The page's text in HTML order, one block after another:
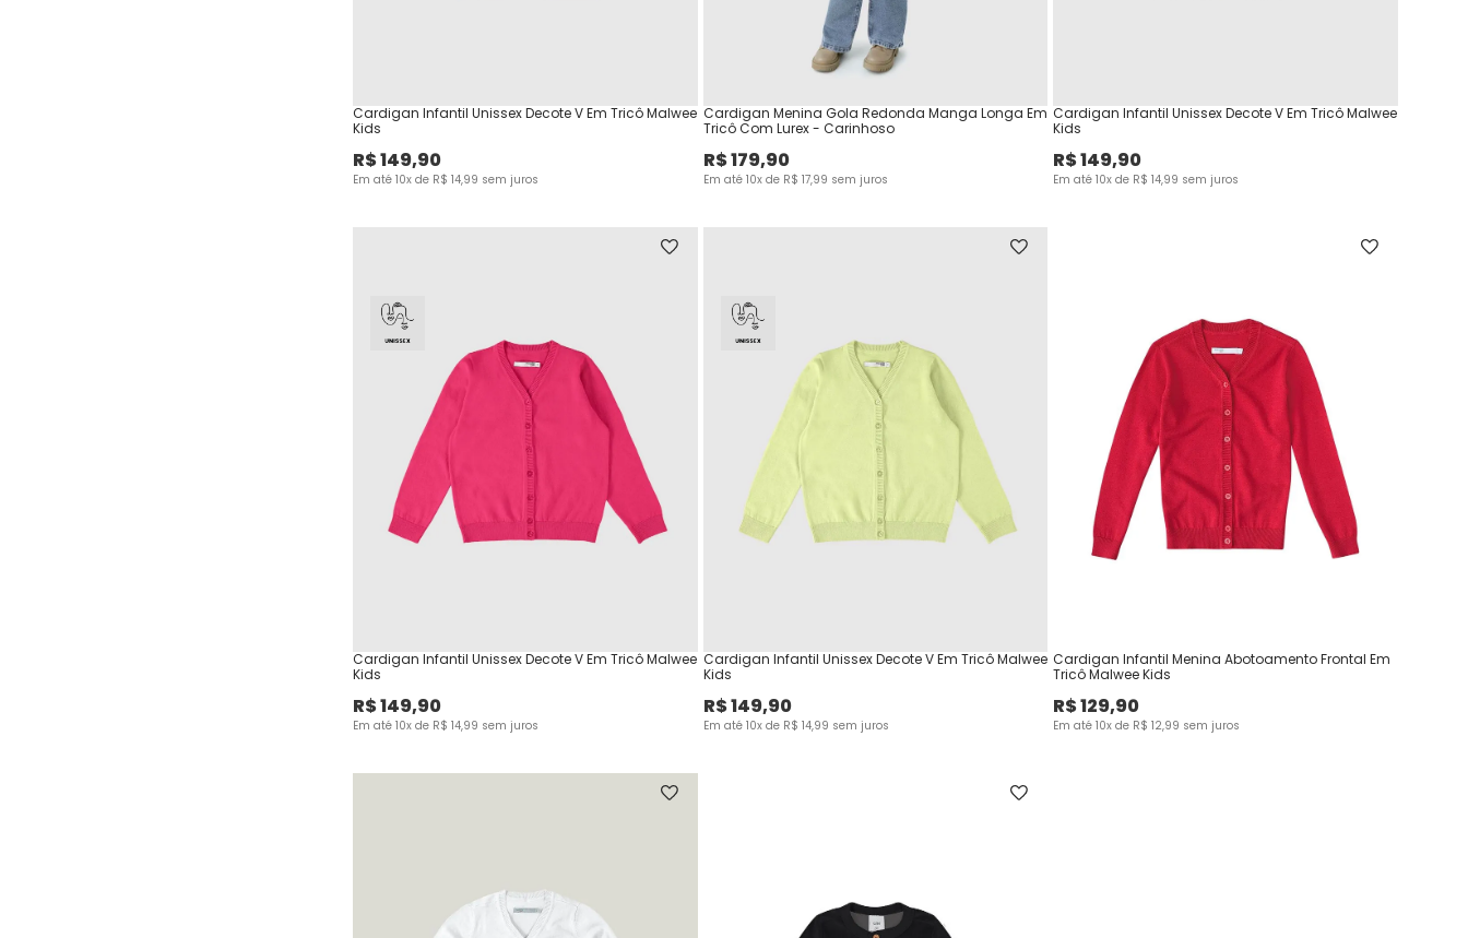
Cardigan Infantil Unissex Decote V Em Tricô Malwee
Kids
R$149,90
Em até 10x de R$ 14,99 sem juros
Cardigan Menina Gola Redonda Manga Longa Em
Tricô Com Lurex - Carinhoso
R$179,90
Em até 10x de R$ 17,99 sem juros
Cardigan Infantil Unissex Decote V Em Tricô Malwee
Kids
R$149,90
Em até10x de R$ 14,99 sem juros
Cardigan Infantil Unissex Decote V Em Tricô Malwee
Kids
R$149,90
Em até 10x de R$ 14,99 sem juros
Cardigan Infantil Unissex Decote V Em Tricô Malwee
Kids
R$149,90
Em até 10x de R$ 14,99 sem juros
Cardigan Infantil Menina Abotoamento Frontal Em
Tricô Malwee Kids
R$129,90
Em até10x de R$ 12,99 sem juros